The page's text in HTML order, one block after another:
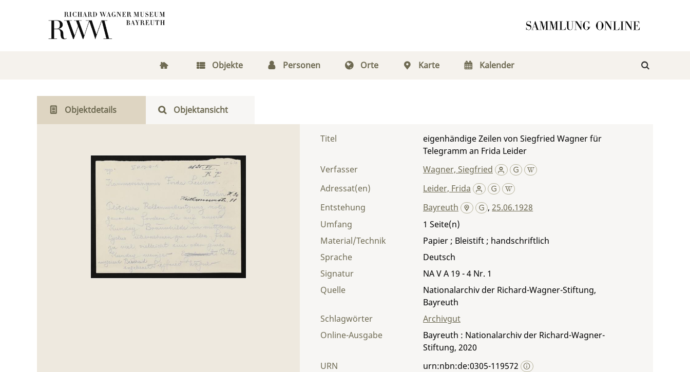
Objekte Personen Orte Karte Kalender
Objektdetails Objektansicht
Titel
eigenhändige Zeilen von Siegfried Wagner für
Telegramm an Frida Leider
Verfasser
Wagner, Siegfried
Adressat(en)
Leider, Frida
Entstehung
Bayreuth ,25.06.1928
Umfang
1
Material/Technik
Papier ; Bleistift ; handschriftlich
Sprache
Deutsch
Signatur
NA V A 19 - 4 Nr. 1
Quelle
Nationalarchiv der Richard-Wagner-Stiftung,
Bayreuth
Schlagwörter
Archivgut
Online-Ausgabe
Bayreuth : Nationalarchiv der Richard-Wagner-
Stiftung, 2020
URN
urn:nbn:de:0305-119572